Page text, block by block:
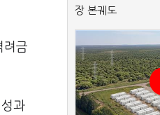
금
과
장 본궤도